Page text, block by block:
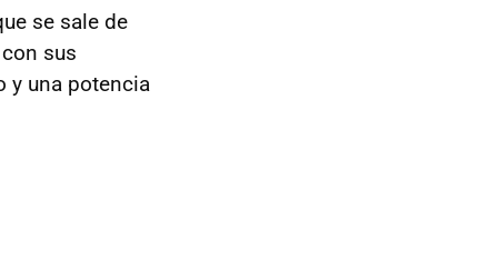
se sale de
sus
y una potencia